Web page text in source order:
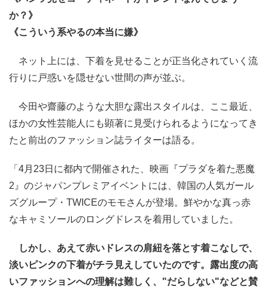
か？》
《こういう系やるの本当に嫌》
ネット上には、下着を見せることが正当化されていく流
行りに戸惑いを隠せない世間の声が並ぶ。
今田や齋藤のような大胆な露出スタイルは、ここ最近、
ほかの女性芸能人にも顕著に見受けられるようになってき
たと前出のファッション誌ライターは語る。
「4月23日に都内で開催された、映画『プラダを着た悪魔
2』のジャパンプレミアイベントには、韓国の人気ガール
ズグループ・TWICEのモモさんが登場。鮮やかな真っ赤
なキャミソールのロングドレスを着用していました。
しかし、あえて赤いドレスの肩紐を落とす着こなしで、
淡いピンクの下着がチラ見えしていたのです。露出度の高
いファッションへの理解は難しく、"だらしない"などと賛